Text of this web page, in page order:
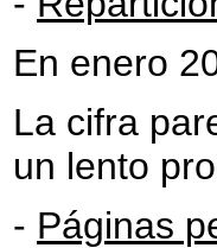
En enero
La cifra
un lento
- Páginas